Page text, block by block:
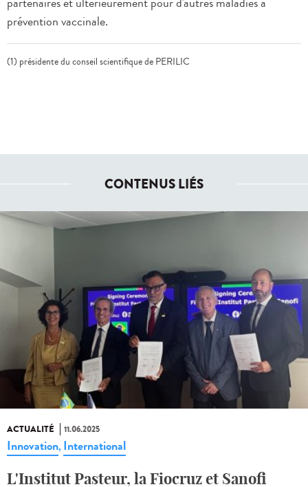
prévention vaccinale.
(1) présidente du conseil scientifique de PERILIC
CONTENUS LIÉS
ACTUALITÉ 11.06.2025
Innovation, International
L'Institut Pasteur, la Fiocruz et Sanofi